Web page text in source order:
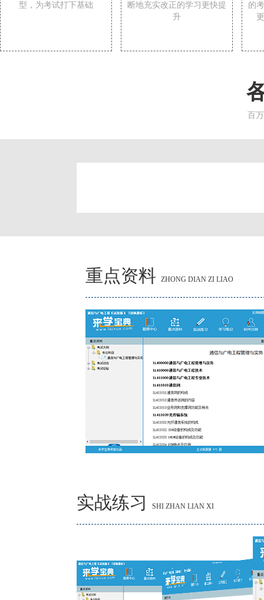
型，为考试打下基础
断地充实改正的学习更快提
升
的
百
重点资料 ZHONG DIAN ZI LIAO
实战练习 SHI ZHAN LIAN XI